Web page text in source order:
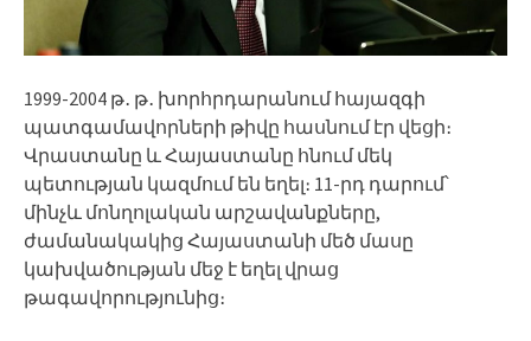
1999-2004 թ․ թ․ խորհրդարանում հայազգի
պատգամավորների թիվը հասնում էր վեցի։
Վրաստանը և Հայաստանը հնում մեկ
պետության կազմում են եղել։ 11-րդ դարում՝
մինչև մոնղոլական արշավանքները,
ժամանակակից Հայաստանի մեծ մասը
կախվածության մեջ է եղել վրաց
թագավորությունից։